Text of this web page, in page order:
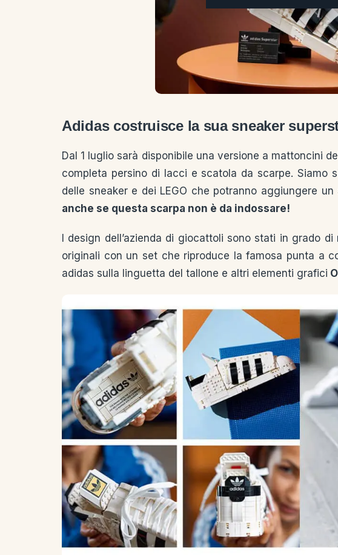
Adidas costruisce la sua sneaker
Dal 1 luglio sarà disponibile una versione a mattoncini
completa persino di lacci e scatola da scarpe. Siamo
delle sneaker e dei LEGO che potranno aggiungere
anche se questa scarpa non è da indossare!
I design dell’azienda di giocattoli sono stati in grado
originali con un set che riproduce la famosa punta a
adidas sulla linguetta del tallone e altri elementi grafici